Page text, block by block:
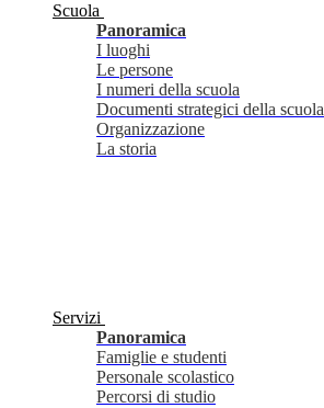
Scuola
Panoramica
I luoghi
Le persone
I numeri della scuola
Documenti strategici della scuola
Organizzazione
La storia
Servizi
Panoramica
Famiglie e studenti
Personale scolastico
Percorsi di studio